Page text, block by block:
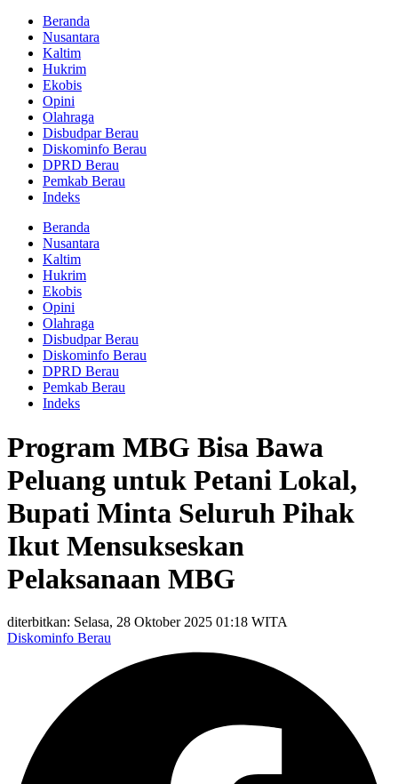
Beranda
Nusantara
Kaltim
Hukrim
Ekobis
Opini
Olahraga
Disbudpar Berau
Diskominfo Berau
DPRD Berau
Pemkab Berau
Indeks
Beranda
Nusantara
Kaltim
Hukrim
Ekobis
Opini
Olahraga
Disbudpar Berau
Diskominfo Berau
DPRD Berau
Pemkab Berau
Indeks
Program MBG Bisa Bawa
Peluang untuk Petani Lokal,
Bupati Minta Seluruh Pihak
Ikut Mensukseskan
Pelaksanaan MBG
diterbitkan: Selasa, 28 Oktober 2025 01:18 WITA
Diskominfo Berau